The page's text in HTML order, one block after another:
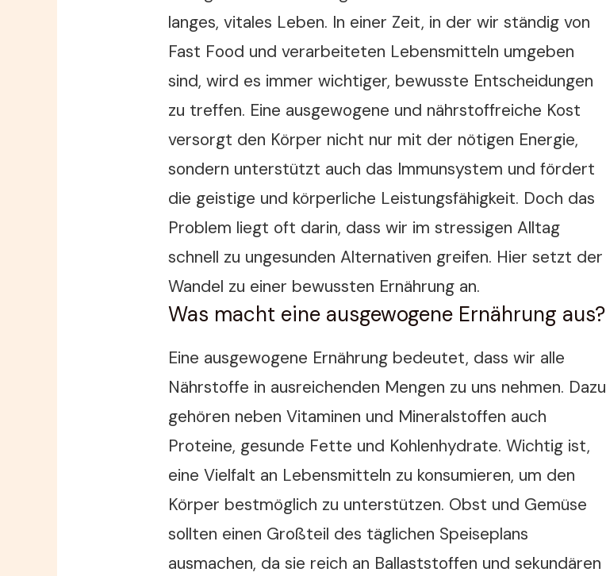
langes, vitales Leben. In einer Zeit, in der wir ständig von
Fast Food und verarbeiteten Lebensmitteln umgeben
sind, wird es immer wichtiger, bewusste Entscheidungen
zu treffen. Eine ausgewogene und nährstoffreiche Kost
versorgt den Körper nicht nur mit der nötigen Energie,
sondern unterstützt auch das Immunsystem und fördert
die geistige und körperliche Leistungsfähigkeit. Doch das
Problem liegt oft darin, dass wir im stressigen Alltag
schnell zu ungesunden Alternativen greifen. Hier setzt der
Wandel zu einer bewussten Ernährung an.
Was macht eine ausgewogene Ernährung aus?
Eine ausgewogene Ernährung bedeutet, dass wir alle
Nährstoffe in ausreichenden Mengen zu uns nehmen. Dazu
gehören neben Vitaminen und Mineralstoffen auch
Proteine, gesunde Fette und Kohlenhydrate. Wichtig ist,
eine Vielfalt an Lebensmitteln zu konsumieren, um den
Körper bestmöglich zu unterstützen. Obst und Gemüse
sollten einen Großteil des täglichen Speiseplans
ausmachen, da sie reich an Ballaststoffen und sekundären